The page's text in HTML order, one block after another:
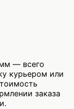
— всего
курьером или
заказа